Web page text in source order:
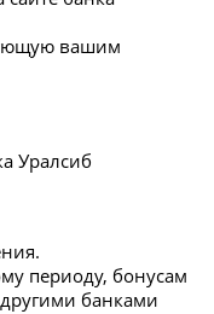
вашим
Уралсиб
периоду, бонусам
банками